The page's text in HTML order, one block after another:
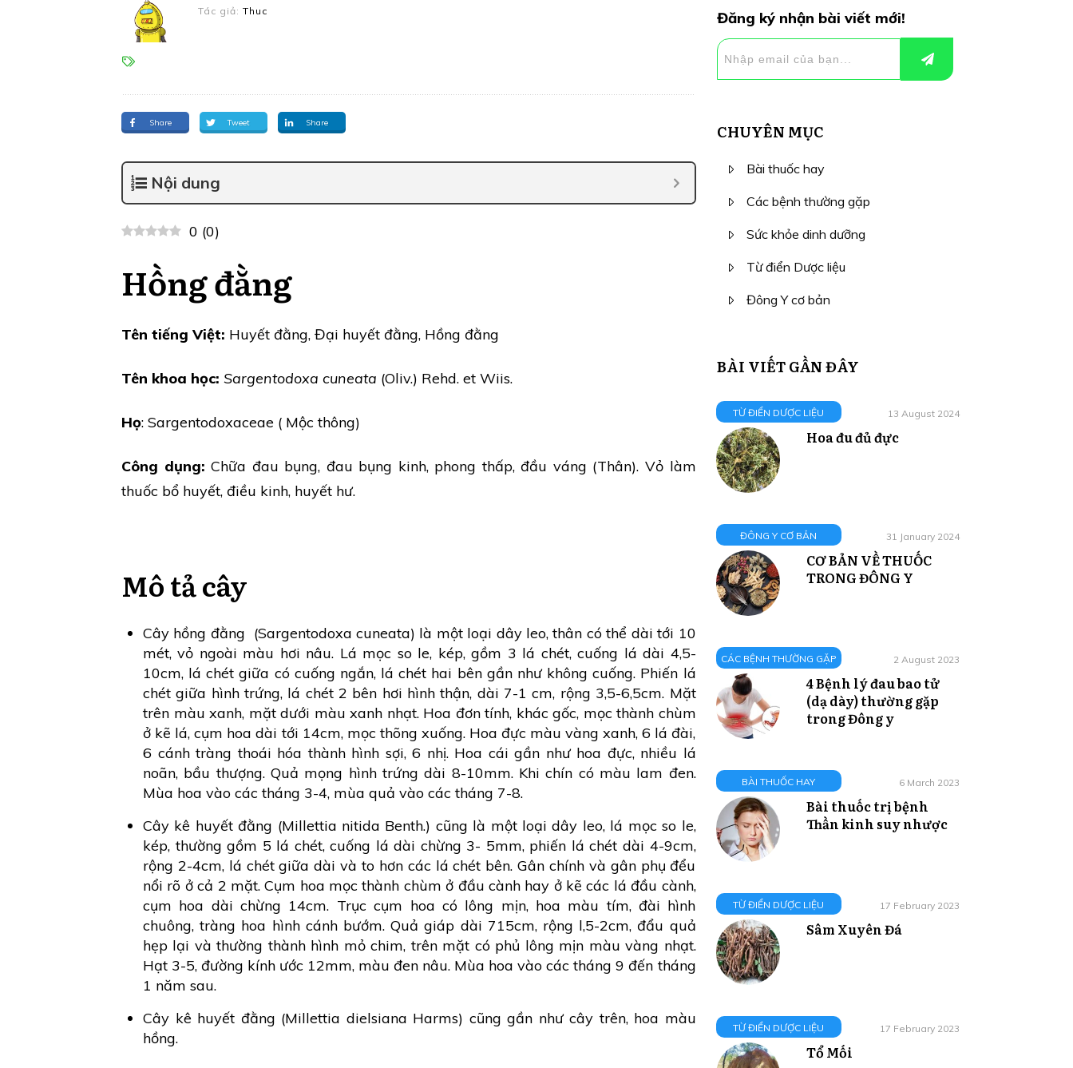
Tác giả: Thuc
Share Tweet Share
Nội dung
0 (0)
Hồng đằng
Tên tiếng Việt: Huyết đằng, Đại huyết đằng, Hồng đằng
Tên khoa học: Sargentodoxa cuneata (Oliv.) Rehd. et Wiis.
Họ: Sargentodoxaceae ( Mộc thông)
Công dụng: Chữa đau bụng, đau bụng kinh, phong thấp, đầu váng (Thân). Vỏ làm
thuốc bổ huyết, điều kinh, huyết hư.
Mô tả cây
Cây hồng đằng (Sargentodoxa cuneata) là một loại dây leo, thân có thể dài tới 10
mét, vỏ ngoài màu hơi nâu. Lá mọc so le, kép, gồm 3 lá chét, cuống lá dài 4,5-
10cm, lá chét giữa có cuống ngắn, lá chét hai bên gần như không cuống. Phiến lá
chét giữa hình trứng, lá chét 2 bên hơi hình thận, dài 7-1 cm, rộng 3,5-6,5cm. Mặt
trên màu xanh, mặt dưới màu xanh nhạt. Hoa đơn tính, khác gốc, mọc thành chùm
ở kẽ lá, cụm hoa dài tới 14cm, mọc thõng xuống. Hoa đực màu vàng xanh, 6 lá đài,
6 cánh tràng thoái hóa thành hình sợi, 6 nhị. Hoa cái gần như hoa đực, nhiều lá
noãn, bầu thượng. Quả mọng hình trứng dài 8-10mm. Khi chín có màu lam đen.
Mùa hoa vào các tháng 3-4, mùa quả vào các tháng 7-8.
Cây kê huyết đằng (Millettia nitida Benth.) cũng là một loại dây leo, lá mọc so le,
kép, thường gồm 5 lá chét, cuống lá dài chừng 3- 5mm, phiến lá chét dài 4-9cm,
rộng 2-4cm, lá chét giữa dài và to hơn các lá chét bên. Gân chính và gân phụ đểu
nổi rõ ở cả 2 mặt. Cụm hoa mọc thành chùm ở đầu cành hay ở kẽ các lá đầu cành,
cụm hoa dài chừng 14cm. Trục cụm hoa có lông mịn, hoa màu tím, đài hình
chuông, tràng hoa hình cánh bướm. Quả giáp dài 715cm, rộng l,5-2cm, đẩu quả
hẹp lại và thường thành hình mỏ chim, trên mặt có phủ lông mịn màu vàng nhạt.
Hạt 3-5, đường kính ước 12mm, màu đen nâu. Mùa hoa vào các tháng 9 đến tháng
1 năm sau.
Cây kê huyết đằng (Millettia dielsiana Harms) cũng gần như cây trên, hoa màu
hồng.
Đăng ký nhận bài viết mới!
CHUYÊN MỤC
Bài thuốc hay
Các bệnh thường gặp
Sức khỏe dinh dưỡng
Từ điển Dược liệu
Đông Y cơ bản
BÀI VIẾT GẦN ĐÂY
TỪ ĐIỂN DƯỢC LIỆU 13 August 2024
Hoa đu đủ đực
ĐÔNG Y CƠ BẢN 31 January 2024
CƠ BẢN VỀ THUỐC
TRONG ĐÔNG Y
CÁC BỆNH THƯỜNG GẶP 2 August 2023
4 Bệnh lý đau bao tử
(dạ dày) thường gặp
trong Đông y
BÀI THUỐC HAY 6 March 2023
Bài thuốc trị bệnh
Thần kinh suy nhược
TỪ ĐIỂN DƯỢC LIỆU 17 February 2023
Sâm Xuyên Đá
TỪ ĐIỂN DƯỢC LIỆU 17 February 2023
Tổ Mối